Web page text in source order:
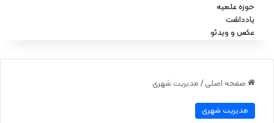
حوزه علمیه
یادداشت
عکس و ویدئو
صفحه اصلی / مدیریت شهری
مدیریت شهری